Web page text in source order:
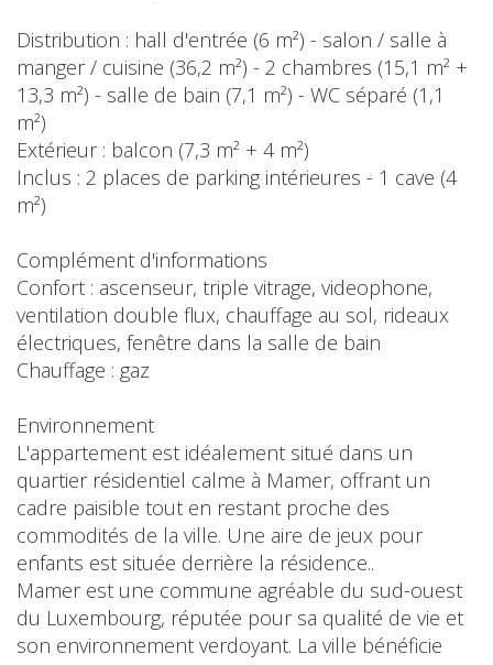
Distribution : hall d'entrée (6 m²) - salon / salle à
manger / cuisine (36,2 m²) - 2 chambres (15,1 m² +
13,3 m²) - salle de bain (7,1 m²) - WC séparé (1,1
m²)
Extérieur : balcon (7,3 m² + 4 m²)
Inclus : 2 places de parking intérieures - 1 cave (4
m²)
Complément d'informations
Confort : ascenseur, triple vitrage, videophone,
ventilation double flux, chauffage au sol, rideaux
électriques, fenêtre dans la salle de bain
Chauffage : gaz
Environnement
L'appartement est idéalement situé dans un
quartier résidentiel calme à Mamer, offrant un
cadre paisible tout en restant proche des
commodités de la ville. Une aire de jeux pour
enfants est située derrière la résidence..
Mamer est une commune agréable du sud-ouest
du Luxembourg, réputée pour sa qualité de vie et
son environnement verdoyant. La ville bénéficie